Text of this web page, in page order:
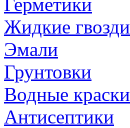
Жидкие гвозди
Эмали
Грунтовки
Водные краски
Антисептики